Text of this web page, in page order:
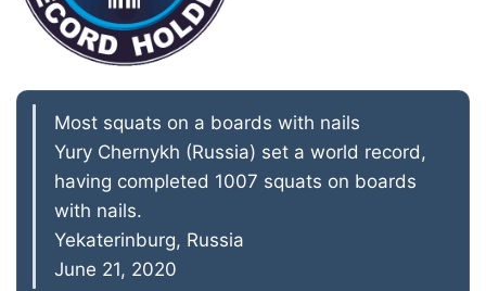
Most squats on a boards with nails
Yury Chernykh (Russia) set a world record,
having completed 1007 squats on boards
with nails.
Yekaterinburg, Russia
June 21, 2020